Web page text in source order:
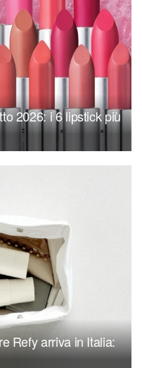
2026: i 6 lipstick più
Refy arriva in Italia: